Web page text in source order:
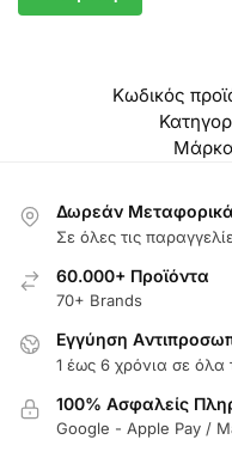
Κωδικός
Δωρεάν Μεταφορικά
Σε όλες τις
60.000+ Προϊόντα
70+ Brands
Εγγύηση
1 έως 6 χρόνια σε όλα
100% Ασφαλείς
Google - Apple Pay /